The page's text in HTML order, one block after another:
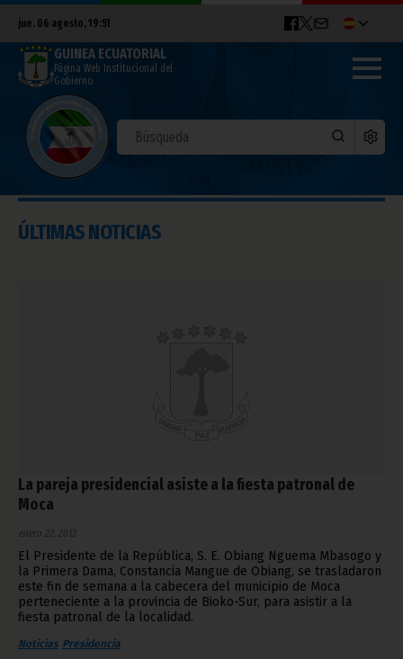
jue. 06 agosto, 19:51
GUINEA ECUATORIAL
Página Web Institucional del
Gobierno
ÚLTIMAS NOTICIAS
La pareja presidencial asiste a la fiesta patronal de
Moca
enero 22, 2013
El Presidente de la República, S. E. Obiang Nguema Mbasogo y
la Primera Dama, Constancia Mangue de Obiang, se trasladaron
este fin de semana a la cabecera del municipio de Moca
perteneciente a la provincia de Bioko-Sur, para asistir a la
fiesta patronal de la localidad.
Noticias Presidencia